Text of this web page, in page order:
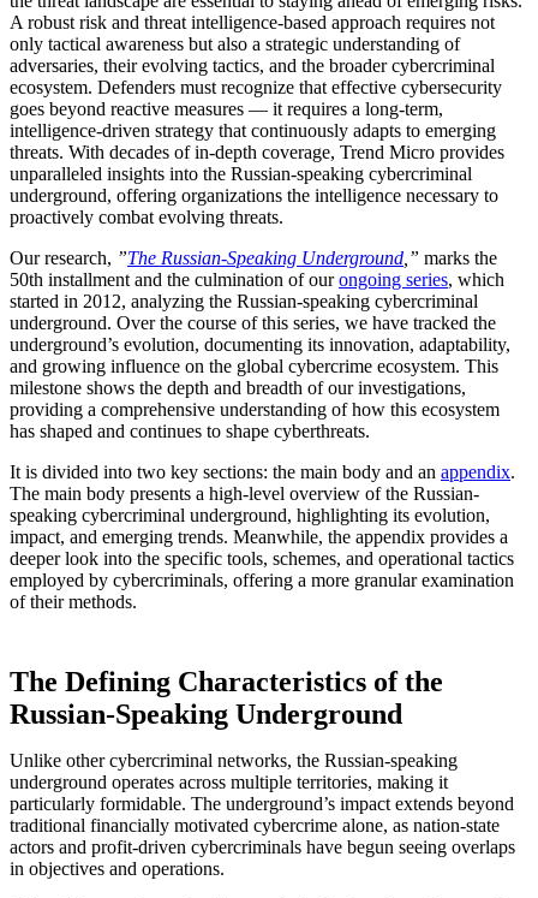
A robust risk and threat intelligence-based approach requires not
only tactical awareness but also a strategic understanding of
adversaries, their evolving tactics, and the broader cybercriminal
ecosystem. Defenders must recognize that effective cybersecurity
goes beyond reactive measures — it requires a long-term,
intelligence-driven strategy that continuously adapts to emerging
threats. With decades of in-depth coverage, Trend Micro provides
unparalleled insights into the Russian-speaking cybercriminal
underground, offering organizations the intelligence necessary to
proactively combat evolving threats.
Our research, ”The Russian-Speaking Underground ,” marks the
50th installment and the culmination of ourongoing series, which
started in 2012, analyzing the Russian-speaking cybercriminal
underground. Over the course of this series, we have tracked the
underground’s evolution, documenting its innovation, adaptability,
and growing influence on the global cybercrime ecosystem. This
milestone shows the depth and breadth of our investigations,
providing a comprehensive understanding of how this ecosystem
has shaped and continues to shape cyberthreats.
It is divided into two key sections: the main body and an appendix.
The main body presents a high-level overview of the Russian-
speaking cybercriminal underground, highlighting its evolution,
impact, and emerging trends. Meanwhile, the appendix provides a
deeper look into the specific tools, schemes, and operational tactics
employed by cybercriminals, offering a more granular examination
of their methods.
The Defining Characteristics of the
Russian-Speaking Underground
Unlike other cybercriminal networks, the Russian-speaking
underground operates across multiple territories, making it
particularly formidable. The underground’s impact extends beyond
traditional financially motivated cybercrime alone, as nation-state
actors and profit-driven cybercriminals have begun seeing overlaps
in objectives and operations.